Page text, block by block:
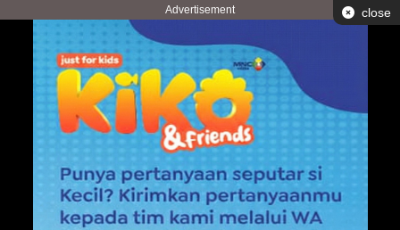
Advertisement close